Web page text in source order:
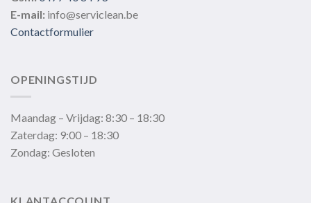
E-mail: info@serviclean.be
Contactformulier
OPENINGSTIJD
Maandag – Vrijdag: 8:30 – 18:30
Zaterdag: 9:00 – 18:30
Zondag: Gesloten
KLANTACCOUNT